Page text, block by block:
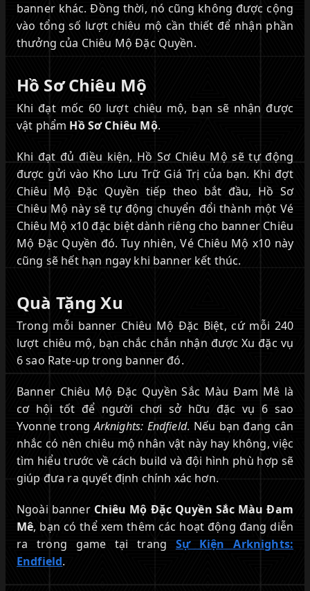
banner khác. Đồng thời, nó cũng không được cộng
vào tổng số lượt chiêu mộ cần thiết để nhận phần
thưởng của Chiêu Mộ Đặc Quyền.
Hồ Sơ Chiêu Mộ
Khi đạt mốc 60 lượt chiêu mộ, bạn sẽ nhận được
vật phẩm Hồ Sơ Chiêu Mộ.
Khi đạt đủ điều kiện, Hồ Sơ Chiêu Mộ sẽ tự động
được gửi vào Kho Lưu Trữ Giá Trị của bạn. Khi đợt
Chiêu Mộ Đặc Quyền tiếp theo bắt đầu, Hồ Sơ
Chiêu Mộ này sẽ tự động chuyển đổi thành một Vé
Chiêu Mộ x10 đặc biệt dành riêng cho banner Chiêu
Mộ Đặc Quyền đó. Tuy nhiên, Vé Chiêu Mộ x10 này
cũng sẽ hết hạn ngay khi banner kết thúc.
Quà Tặng Xu
Trong mỗi banner Chiêu Mộ Đặc Biệt, cứ mỗi 240
lượt chiêu mộ, bạn chắc chắn nhận được Xu đặc vụ
6 sao Rate-up trong banner đó.
Banner Chiêu Mộ Đặc Quyền Sắc Màu Đam Mê là
cơ hội tốt để người chơi sở hữu đặc vụ 6 sao
Yvonne trongArknights: Endfield. Nếu bạn đang cân
nhắc có nên chiêu mộ nhân vật này hay không, việc
tìm hiểu trước về cách build và đội hình phù hợp sẽ
giúp đưa ra quyết định chính xác hơn.
Ngoài banner Chiêu Mộ Đặc Quyền Sắc Màu Đam
Mê, bạn có thể xem thêm các hoạt động đang diễn
ra trong game tại trang Sự Kiện Arknights:
Endfield.